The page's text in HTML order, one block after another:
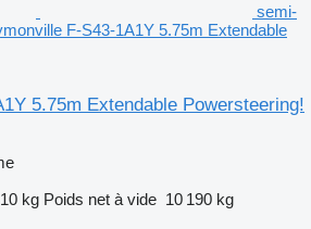
semi-
F-S43-1A1Y 5.75m Extendable
5.75m Extendable Powersteering!
kg Poids net à vide 10 190 kg